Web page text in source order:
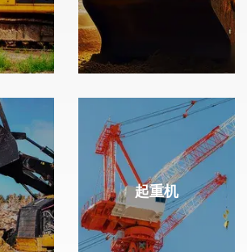
起重机